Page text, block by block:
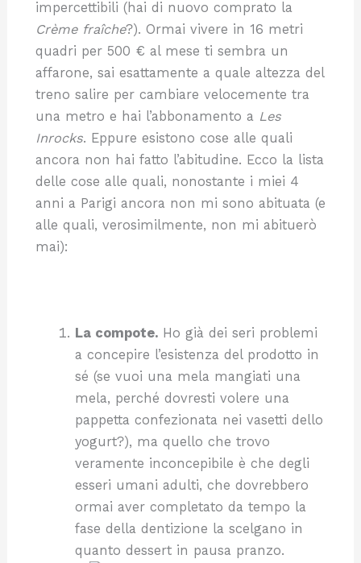
impercettibili (hai di nuovo comprato la
Crème fraîche?). Ormai vivere in 16 metri
quadri per 500 € al mese ti sembra un
affarone, sai esattamente a quale altezza del
treno salire per cambiare velocemente tra
una metro e hai l’abbonamento a Les
Inrocks. Eppure esistono cose alle quali
ancora non hai fatto l’abitudine. Ecco la lista
delle cose alle quali, nonostante i miei 4
anni a Parigi ancora non mi sono abituata (e
alle quali, verosimilmente, non mi abituerò
mai):
La compote. Ho già dei seri problemi
a concepire l’esistenza del prodotto in
sé (se vuoi una mela mangiati una
mela, perché dovresti volere una
pappetta confezionata nei vasetti dello
yogurt?), ma quello che trovo
veramente inconcepibile è che degli
esseri umani adulti, che dovrebbero
ormai aver completato da tempo la
fase della dentizione la scelgano in
quanto dessert in pausa pranzo.